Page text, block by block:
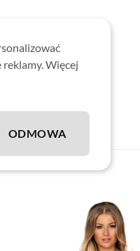
Więcej
ODMOWA